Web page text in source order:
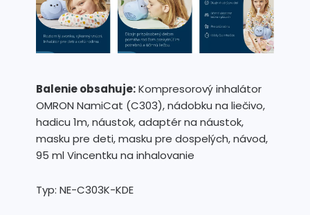
Balenie obsahuje:Kompresorový inhalátor
OMRON NamiCat (C303), nádobku na liečivo,
hadicu 1m, náustok, adaptér na náustok,
masku pre deti, masku pre dospelých, návod,
95 ml Vincentku na inhalovanie
Typ: NE-C303K-KDE